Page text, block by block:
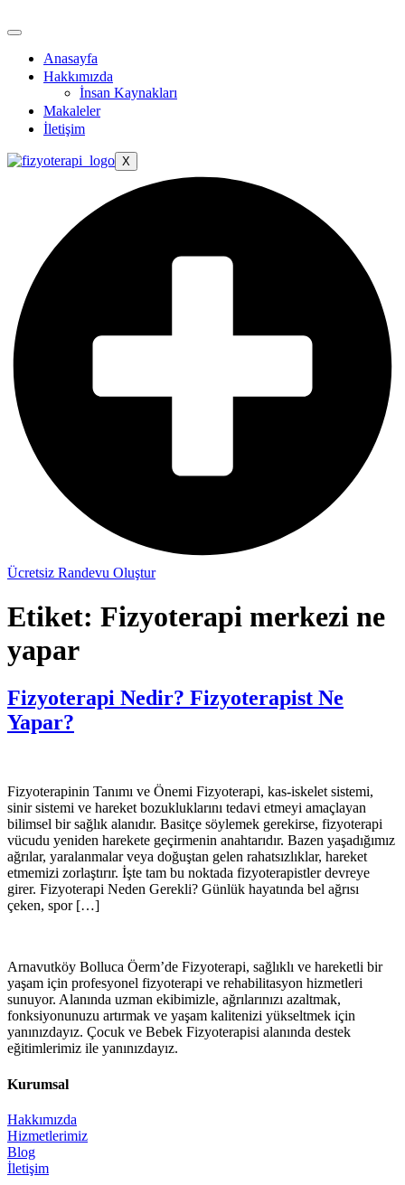
Anasayfa
Hakkımızda
İnsan Kaynakları
Makaleler
İletişim
X
Ücretsiz Randevu Oluştur
Etiket: Fizyoterapi merkezi ne
yapar
Fizyoterapi Nedir? Fizyoterapist Ne
Yapar?
Fizyoterapinin Tanımı ve Önemi Fizyoterapi, kas-iskelet sistemi,
sinir sistemi ve hareket bozukluklarını tedavi etmeyi amaçlayan
bilimsel bir sağlık alanıdır. Basitçe söylemek gerekirse, fizyoterapi
vücudu yeniden harekete geçirmenin anahtarıdır. Bazen yaşadığımız
ağrılar, yaralanmalar veya doğuştan gelen rahatsızlıklar, hareket
etmemizi zorlaştırır. İşte tam bu noktada fizyoterapistler devreye
girer. Fizyoterapi Neden Gerekli? Günlük hayatında bel ağrısı
çeken, spor […]
Arnavutköy Bolluca Öerm’de Fizyoterapi, sağlıklı ve hareketli bir
yaşam için profesyonel fizyoterapi ve rehabilitasyon hizmetleri
sunuyor. Alanında uzman ekibimizle, ağrılarınızı azaltmak,
fonksiyonunuzu artırmak ve yaşam kalitenizi yükseltmek için
yanınızdayız. Çocuk ve Bebek Fizyoterapisi alanında destek
eğitimlerimiz ile yanınızdayız.
Kurumsal
Hakkımızda
Hizmetlerimiz
Blog
İletişim